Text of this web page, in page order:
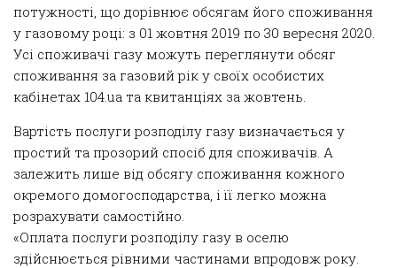
потужності, що дорівнює обсягам його споживання
у газовому році: з 01 жовтня 2019 по 30 вересня 2020.
Усі споживачі газу можуть переглянути обсяг
споживання за газовий рік у своїх особистих
кабінетах 104.ua та квитанціях за жовтень.
Вартість послуги розподілу газу визначається у
простий та прозорий спосіб для споживачів. А
залежить лише від обсягу споживання кожного
окремого домогосподарства, і її легко можна
розрахувати самостійно.
«Оплата послуги розподілу газу в оселю
здійснюється рівними частинами впродовж року.